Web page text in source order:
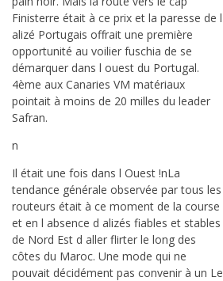
Finisterre était à ce prix et la paresse de l
alizé Portugais offrait une première
opportunité au voilier fuschia de se
démarquer dans l ouest du Portugal.
4ème aux Canaries VM matériaux
pointait à moins de 20 milles du leader
Safran.
n
Il était une fois dans l Ouest !nLa
tendance générale observée par tous les
routeurs était à ce moment de la course
et en l absence d alizés fiables et stables
de Nord Est d aller flirter le long des
côtes du Maroc. Une mode qui ne
pouvait décidément pas convenir à un Le